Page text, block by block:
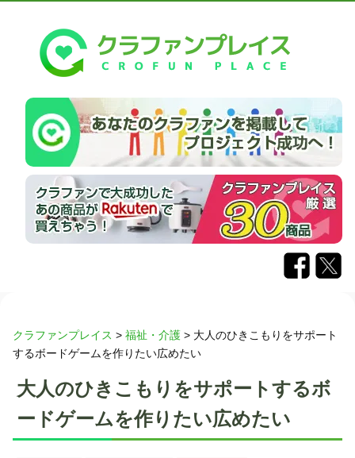
クラファンプレイス > 福祉・介護 > 大人のひきこもりをサポート
するボードゲームを作りたい広めたい
大人のひきこもりをサポートするボ
ードゲームを作りたい広めたい